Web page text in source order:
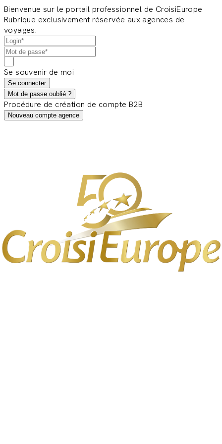
Bienvenue sur le portail professionnel de CroisiEurope
Rubrique exclusivement réservée aux agences de
voyages.
Se souvenir de moi
Se connecter
Mot de passe oublié ?
Procédure de création de compte B2B
Nouveau compte agence